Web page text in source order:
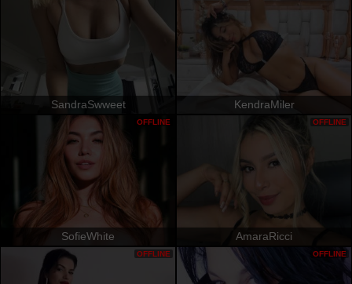
SandraSwweet KendraMiler
SofieWhite
OFFLINE
AmaraRicci
OFFLINE
OFFLINE OFFLINE